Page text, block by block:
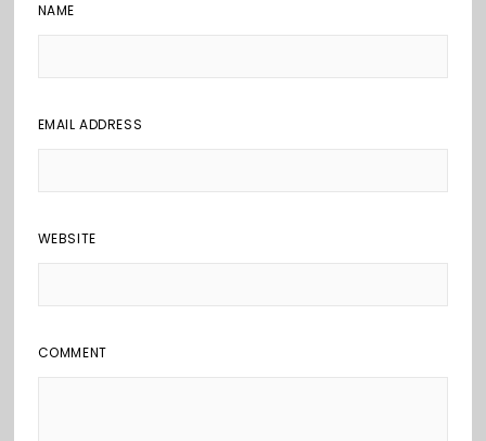
NAME
EMAIL ADDRESS
WEBSITE
COMMENT